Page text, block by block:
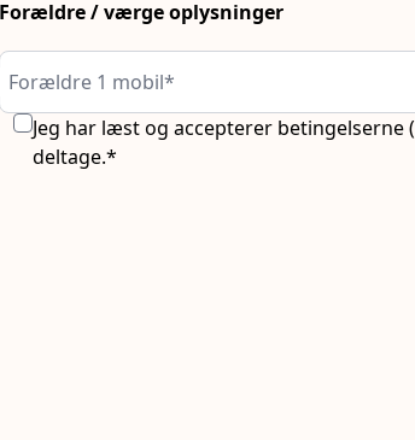
Forældre / værge oplysninger
Forældre 1 mobil*
Jeg har læst og accepterer betingelserne (
deltage.*